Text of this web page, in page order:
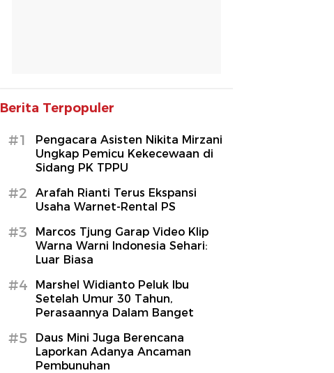
Berita Terpopuler
#1
Pengacara Asisten Nikita Mirzani
Ungkap Pemicu Kekecewaan di
Sidang PK TPPU
#2
Arafah Rianti Terus Ekspansi
Usaha Warnet-Rental PS
#3
Marcos Tjung Garap Video Klip
Warna Warni Indonesia Sehari:
Luar Biasa
#4
Marshel Widianto Peluk Ibu
Setelah Umur 30 Tahun,
Perasaannya Dalam Banget
#5
Daus Mini Juga Berencana
Laporkan Adanya Ancaman
Pembunuhan